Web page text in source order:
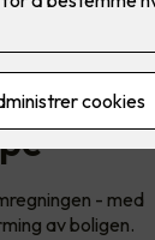
- med
av boligen.